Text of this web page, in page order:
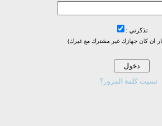
تذكرني :
ان كان جهازك غير مشترك مع غيرك)
نسيت كلمة المرور؟